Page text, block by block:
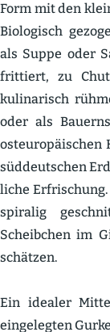
Form mit den
Biolo­gisch
als Suppe oder
frittiert, zu
kulina­risch
oder als
osteu­ro­päi­schen
süddeut­schen
liche Erfri­schung.
spiralig
Scheibchen im
schätzen.
Ein idealer
einge­legten